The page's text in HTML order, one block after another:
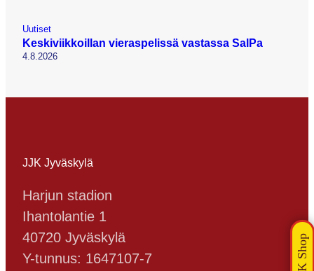
Uutiset
Keskiviikkoillan vieraspelissä vastassa SalPa
4.8.2026
JJK Jyväskylä
Harjun stadion
Ihantolantie 1
40720 Jyväskylä
Y-tunnus: 1647107-7